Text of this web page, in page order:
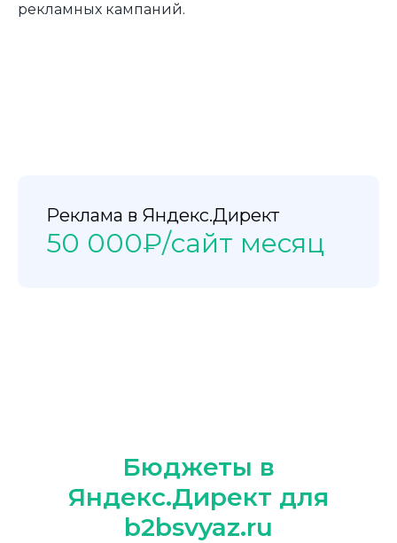
рекламных кампаний.
Реклама в Яндекс.Директ
50 000₽/сайт месяц
Бюджеты в
Яндекс.Директ для
b2bsvyaz.ru